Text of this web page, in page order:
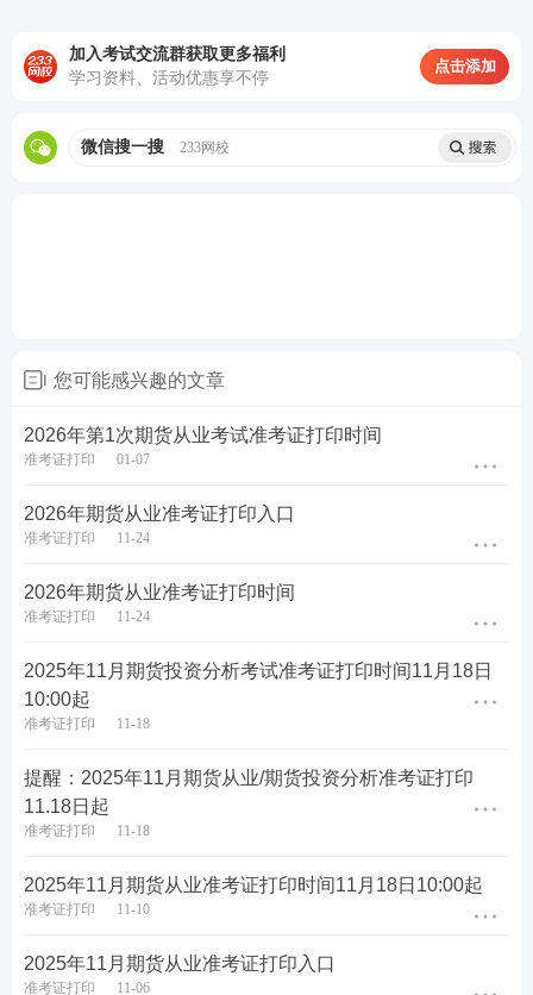
2. 期货法律法规科目：共130道题目
单项选择题30道，每道1分，共30分；
多项选择题20道，每道1分，共20分；
判断是非题20道，每道1分，共20分；
综合题 30道，每道1分，共30分。
期货从业考后真题关注
发布2026年期货考试真题及答案解析，大家可提前
下载好233网校APP！
2026年期货真题估分
加入考试交流群获取更多福利
学习资料、活动优惠享不停
点击添加
微信搜一搜 233网校
您可能感兴趣的文章
2026年第1次期货从业考试准考证打印时间
准考证打印 01-07
2026年期货从业准考证打印入口
准考证打印 11-24
2026年期货从业准考证打印时间
准考证打印 11-24
2025年11月期货投资分析考试准考证打印时间11月18日
10:00起
准考证打印 11-18
提醒：2025年11月期货从业/期货投资分析准考证打印
11.18日起
准考证打印 11-18
2025年11月期货从业准考证打印时间11月18日10:00起
准考证打印 11-10
2025年11月期货从业准考证打印入口
准考证打印 11-06